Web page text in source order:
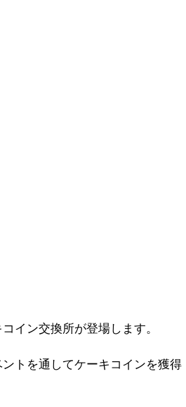
イン交換所が登場します。
トを通してケーキコインを獲得